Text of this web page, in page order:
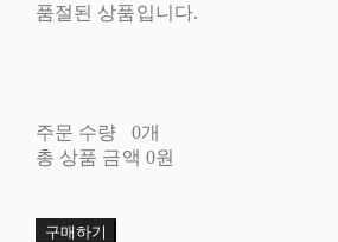
품절된 상품입니다.
주문 수량
0개
총 상품 금액 0원
구매하기